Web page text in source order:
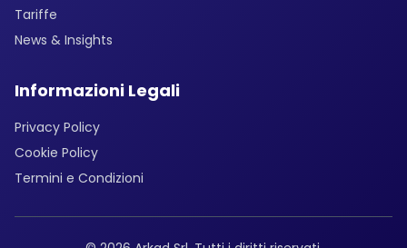
Tariffe
News & Insights
Informazioni Legali
Privacy Policy
Cookie Policy
Termini e Condizioni